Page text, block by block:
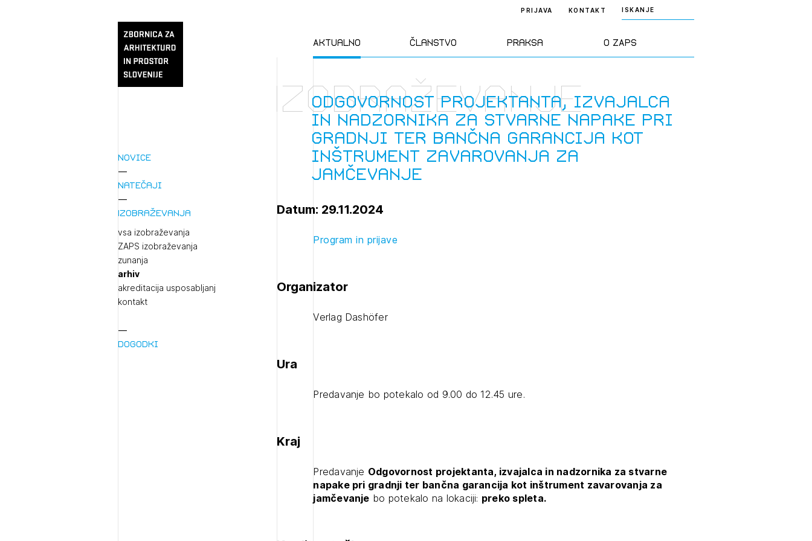
Aktualno Članstvo Praksa O ZAPS
PRIJAVA KONTAKT ISKANJE
Novice
Natečaji
Izobraževanja
Člani ZAPS
Kandidati za
člane
Kandidati za
Standard ZAPS
Pravila stroke
Zakonodaja
Ekipa
Pozdravljeni
Odgovornost projektanta, izvajalca
in nadzornika za stvarne napake pri
gradnji ter bančna garancija kot
inštrument zavarovanja za
jamčevanje
Izobraževanje
Novice
Natečaji
Izobraževanja
vsa izobraževanja
ZAPS izobraževanja
zunanja
arhiv
akreditacija usposabljanj
kontakt
Dogodki
Datum: 29.11.2024
Program in prijave
Organizator
Verlag Dashöfer
Ura
Predavanje bo potekalo od 9.00 do 12.45 ure.
Kraj
Predavanje Odgovornost projektanta, izvajalca in nadzornika za stvarne
napake pri gradnji ter bančna garancija kot inštrument zavarovanja za
jamčevanje bo potekalo na lokaciji: preko spleta.
prijava
Odgovornost projektanta, izvajalca
in nadzornika za stvarne napake pri
gradnji ter bančna garancija kot
inštrument zavarovanja za
Prijava na novičnik